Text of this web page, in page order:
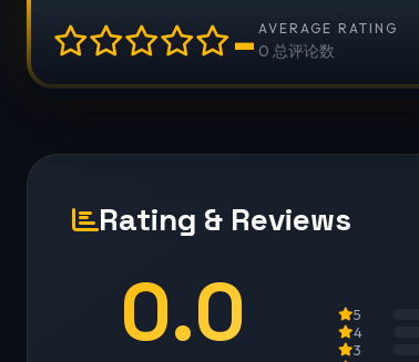
- AVERAGE RATING
0 总评论数
Rating & Reviews
0.0 5
4
3